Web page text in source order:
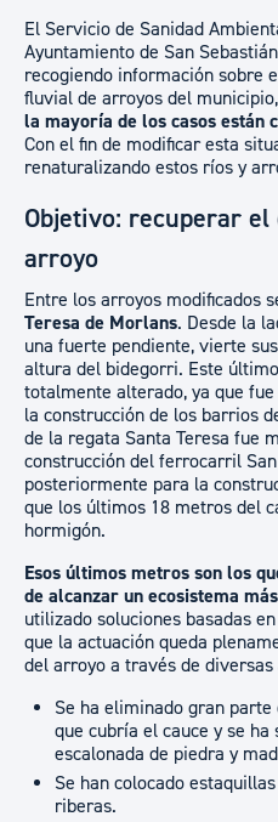
El Servicio de Sanidad
Ayuntamiento de San
recogiendo información sobre
fluvial de arroyos del
la mayoría de los casos están
Con el fin de modificar esta
renaturalizando estos ríos y
Objetivo: recuperar
arroyo
Entre los arroyos modificados
Teresa de Morlans. Desde la
una fuerte pendiente, vierte
altura del bidegorri. Este
totalmente alterado, ya que
la construcción de los barrios
de la regata Santa Teresa fue
construcción del ferrocarril
posteriormente para la
que los últimos 18 metros del
hormigón.
Esos últimos metros son los
de alcanzar un ecosistema
utilizado soluciones basadas
que la actuación queda
del arroyo a través de diversas
Se ha eliminado gran
que cubría el cauce y se
escalonada de piedra y
Se han colocado
riberas.